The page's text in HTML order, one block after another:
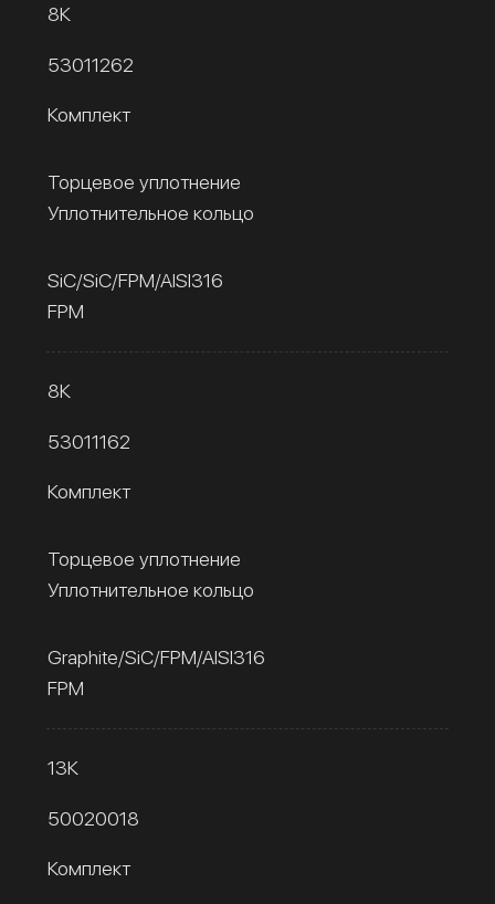
8К
53011262
Комплект
Торцевое уплотнение
Уплотнительное кольцо
SiC/SiC/FPM/AISI316
FPM
8К
53011162
Комплект
Торцевое уплотнение
Уплотнительное кольцо
Graphite/SiC/FPM/AISI316
FPM
13К
50020018
Комплект